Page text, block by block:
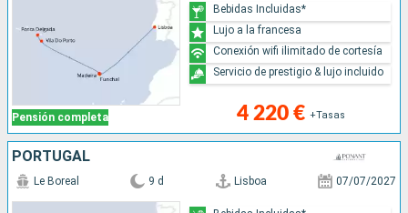
Pensión completa 4 220 € +Tasas
Bebidas Incluidas*
Lujo a la francesa
Conexión wifi ilimitado de cortesía
Servicio de prestigio & lujo incluido
PORTUGAL
Le Boreal 9 d Lisboa 07/07/2027